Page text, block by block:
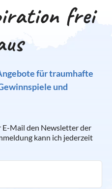
frei
für traumhafte
und
E-Mail den Newsletter der
kann ich jederzeit